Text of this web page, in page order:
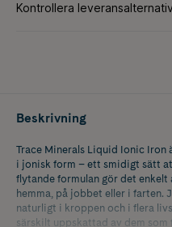
Beskrivning
Trace Minerals Liquid Ionic
i jonisk form – ett smidigt sätt
flytande formulan gör det
hemma, på jobbet eller i farten.
naturligt i kroppen och i flera
särskilt uppskattad av dem